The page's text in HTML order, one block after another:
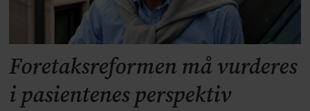
Foretaksreformen må vurderes
i pasientenes perspektiv